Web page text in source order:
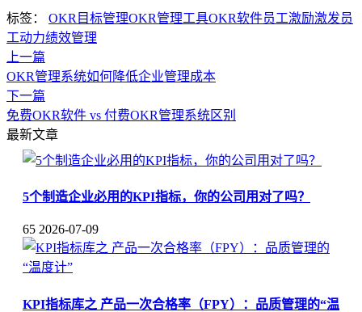
标签： OKR目标管理OKR管理工具OKR软件员工激励激发员
工动力绩效管理
上一篇
OKR管理系统如何降低企业管理成本
下一篇
免费OKR软件 vs 付费OKR管理系统区别
最新文章
5个制造企业必用的KPI指标，你的公司用对了吗？
65 2026-07-09
KPI指标库之 产品一次合格率（FPY）：品质管理的“温